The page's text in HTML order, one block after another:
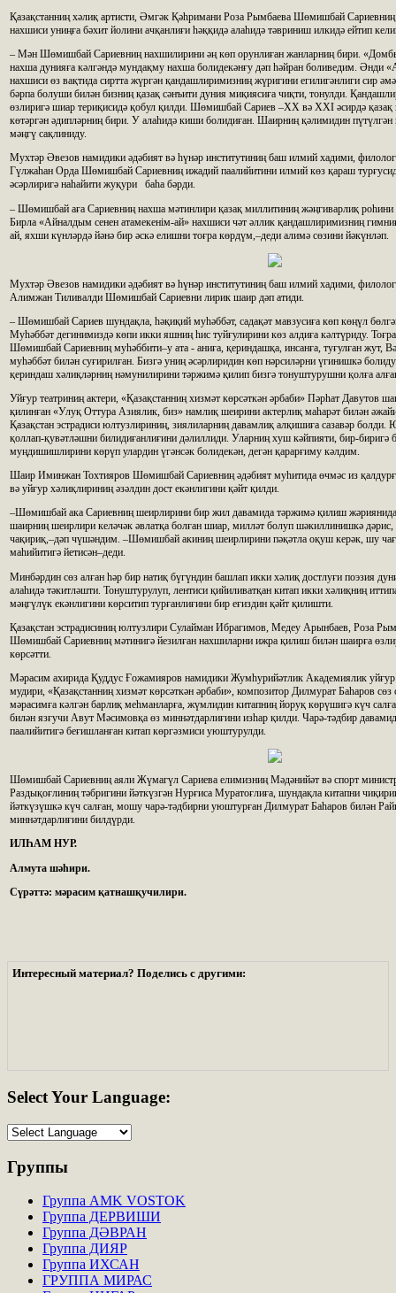
Қазақстанниң хәлиқ артисти, Әмгәк Қәһримани Роза Рымбаева Шөмишбай
нахшиси униңға бәхит йолини ачқанлиғи һәққидә алаһидә тәвриниш илкидә ейтип
– Мән Шөмишбай Сариевниң нахшилирини әң көп орунлиған жанларниң бири.
нахша дунияға кәлгәндә мундақму нахша болидекәнғу дәп һәйран боливедим. Әнди
нахшиси өз вақтида сиртта жүргән қандашлиримизниң жүригини егилигәнлиги сир
бәрпа болуши билән бизниң қазақ сәнъити дуния миқиясиға чиқти, тонулди.
өзлиригә шиар териқисидә қобул қилди. Шөмишбай Сариев –ХХ вә ХХІ әсирдә қазақ
көтәргән әдипләрниң бири. У алаһидә киши болидиған. Шаирниң қәлимидин
мәңгү сақлиниду.
Мухтәр Әвезов намидики әдәбият вә һүнәр институтиниң баш илмий хадими,
Гүлжаһан Орда Шөмишбай Сариевниң ижадий паалийитини илмий көз қараш
әсәрлиригә наһайити жуқури баһа бәрди.
– Шөмишбай аға Сариевниң нахша мәтинлири қазақ миллитиниң жәңгиварлиқ
Бирла «Айналдым сенен атамекенім-ай» нахшиси чәт әллик қандашлиримизниң
ай, яхши күнләрдә йәнә бир әскә елишни тоғра көрдүм,–деди алимә сөзини йәкүнләп.
Мухтәр Әвезов намидики әдәбият вә һүнәр институтиниң баш илмий хадими,
Алимжан Тиливалди Шөмишбай Сариевни лирик шаир дәп атиди.
– Шөмишбай Сариев шундақла, һәқиқий муһәббәт, садақәт мавзусиға көп көңүл
Муһәббәт дегинимиздә көпи икки яшниң һис туйғулирини көз алдиға кәлтүриду.
Шөмишбай Сариевниң муһәббити–у ата - аниға, қериндашқа, инсанға, туғулған жут,
муһәббәт билән суғирилған. Бизгә униң әсәрлиридин көп нәрсиләрни үгинишкә
қериндаш хәлиқләрниң нәмунилирини тәржимә қилип бизгә тонуштурушни қолға
Уйғур театриниң актери, «Қазақстанниң хизмәт көрсәткән әрбаби» Пәрһат Давутов
қилинған «Улуқ Оттура Азиялик, биз» намлиқ шеирини актерлиқ маһарәт билән
Қазақстан эстрадиси юлтузлириниң, зиялиларниң давамлиқ алқишиға сазавәр
қоллап-қувәтләшни билидиғанлиғини дәлиллиди. Уларниң хуш кәйпияти, бир-биригә
муңдишишлирини көрүп улардин үгәнсәк болидекән, дегән қарарғиму кәлдим.
Шаир Иминжан Тохтияров Шөмишбай Сариевниң әдәбият муһитида өчмәс из
вә уйғур хәлиқлириниң әзәлдин дост екәнлигини қәйт қилди.
–Шөмишбай ака Сариевниң шеирлирини бир жил давамида тәржимә қилиш
шаирниң шеирлири келәчәк әвлатқа болған шиар, милләт болуп шәкиллинишкә дәрис,
чақириқ,–дәп чүшәндим. –Шөмишбай акиниң шеирлирини пәқәтла оқуш керәк, шу
маһийитигә йетисән–деди.
Минбәрдин сөз алған һәр бир натиқ бүгүндин башлап икки хәлиқ достлуғи поэзия
алаһидә тәкитләшти. Тонуштурулуп, лентиси қийиливатқан китап икки хәлиқниң
мәңгүлүк екәнлигини көрситип турғанлиғини бир еғиздин қәйт қилишти.
Қазақстан эстрадисиниң юлтузлири Сулайман Ибрагимов, Медеу Арынбаев, Роза
Шөмишбай Сариевниң мәтинигә йезилған нахшиларни ижра қилиш билән шаирға
көрсәтти.
Мәрасим ахирида Қуддус Ғожамияров намидики Жумһурийәтлик Академиялик
мудири, «Қазақстанниң хизмәт көрсәткән әрбаби», композитор Дилмурат Баһаров
мәрасимға кәлгән барлиқ меһманларға, жүмлидин китапниң йоруқ көрүшигә күч
билән язғучи Авут Мәсимовқа өз миннәтдарлиғини изһар қилди. Чарә-тәдбир
паалийитигә беғишланған китап көргәзмиси уюштурулди.
Шөмишбай Сариевниң аяли Жүмагүл Сариева елимизниң Мәдәнийәт вә спорт
Раздықоғлиниң тәбригини йәткүзгән Нурғиса Муратоғлиға, шундақла китапни
йәткүзүшкә күч салған, мошу чарә-тәдбирни уюштурған Дилмурат Баһаров билән
миннәтдарлиғини билдүрди.
ИЛҺАМ НУР.
Алмута шәһири.
Сүрәттә: мәрасим қатнашқучилири.
Интересный материал? Поделись с другими:
SelectYour Language:
Группы
Группа AMK VOSTOK
Группа ДЕРВИШИ
Группа ДӘВРАН
Группа ДИЯР
Группа ИХСАН
ГРУППА МИРАС